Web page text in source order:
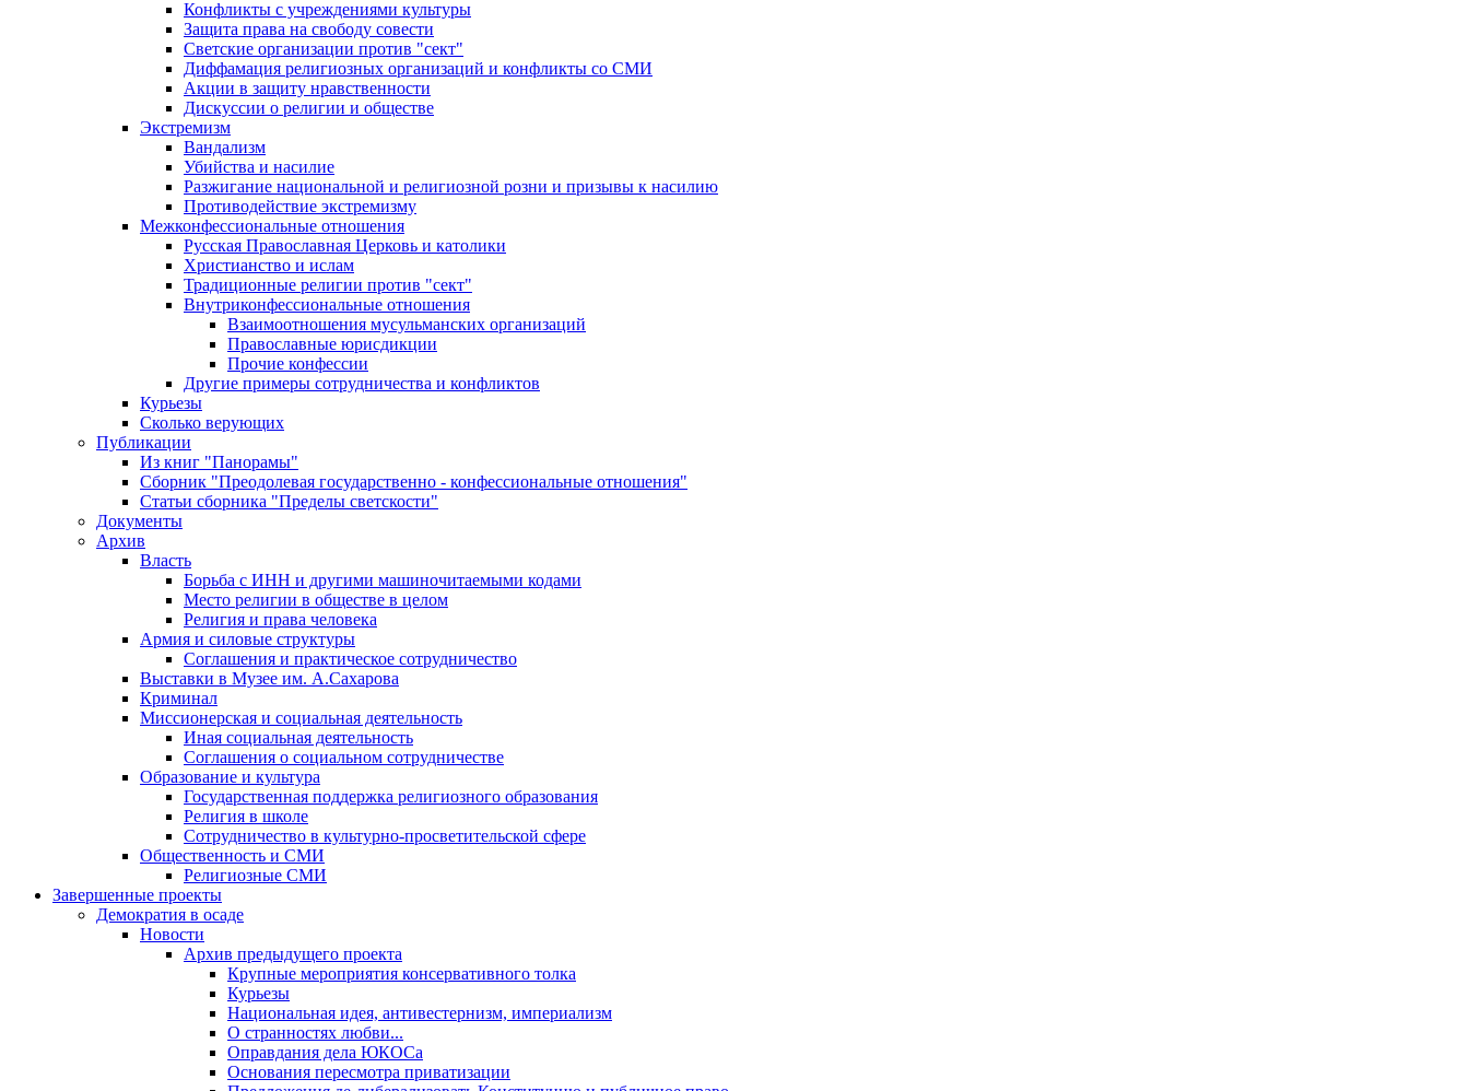
Конфликты с учреждениями культуры
Защита права на свободу совести
Светские организации против "сект"
Диффамация религиозных организаций и конфликты со СМИ
Акции в защиту нравственности
Дискуссии о религии и обществе
Экстремизм
Вандализм
Убийства и насилие
Разжигание национальной и религиозной розни и призывы к насилию
Противодействие экстремизму
Межконфессиональные отношения
Русская Православная Церковь и католики
Христианство и ислам
Традиционные религии против "сект"
Внутриконфессиональные отношения
Взаимоотношения мусульманских организаций
Православные юрисдикции
Прочие конфессии
Другие примеры сотрудничества и конфликтов
Курьезы
Сколько верующих
Публикации
Из книг "Панорамы"
Сборник "Преодолевая государственно - конфессиональные отношения"
Статьи сборника "Пределы светскости"
Документы
Архив
Власть
Борьба с ИНН и другими машиночитаемыми кодами
Место религии в обществе в целом
Религия и права человека
Армия и силовые структуры
Соглашения и практическое сотрудничество
Выставки в Музее им. А.Сахарова
Криминал
Миссионерская и социальная деятельность
Иная социальная деятельность
Соглашения о социальном сотрудничестве
Образование и культура
Государственная поддержка религиозного образования
Религия в школе
Сотрудничество в культурно-просветительской сфере
Общественность и СМИ
Религиозные СМИ
Завершенные проекты
Демократия в осаде
Новости
Архив предыдущего проекта
Крупные мероприятия консервативного толка
Курьезы
Национальная идея, антивестернизм, империализм
О странностях любви...
Оправдания дела ЮКОСа
Основания пересмотра приватизации